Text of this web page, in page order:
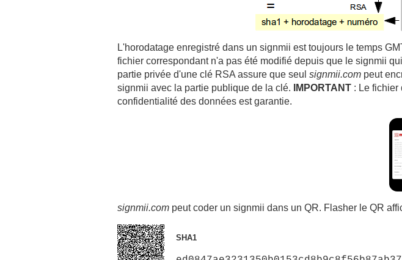
L'horodatage enregistré dans un signmii est toujours le temps
fichier correspondant n'a pas été modifié depuis que le signmii
partie privée d'une clé RSA assure que seul signmii.com peut
signmii avec la partie publique de la clé.
IMPORTANT : Le fichier
confidentialité des données est garantie.
signmii.com peut coder un signmii dans un QR. Flasher le QR
SHA1